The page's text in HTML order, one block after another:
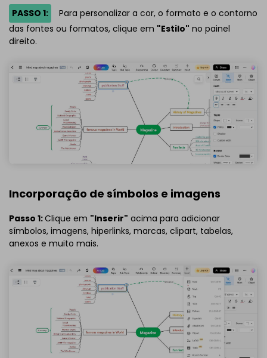
PASSO 1:
Para personalizar a cor, o formato e o contorno
das fontes ou formatos, clique em "Estilo" no painel
direito.
Incorporação de símbolos e imagens
Passo 1:Clique em "Inserir" acima para adicionar
símbolos, imagens, hiperlinks, marcas, clipart, tabelas,
anexos e muito mais.